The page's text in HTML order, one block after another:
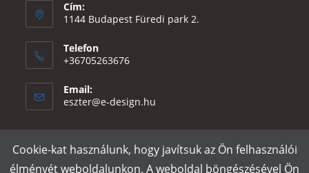
Cím:
1144 Budapest Füredi park 2.
Telefon
+36705263676
Email:
eszter@e-design.hu
Rólunk Szállítás és fizetés Adatvédelmi tájékoztató ÁSZF
Cookie-kat használunk, hogy javítsuk az Ön felhasználói
élményét weboldalunkon. A weboldal böngészésével Ön